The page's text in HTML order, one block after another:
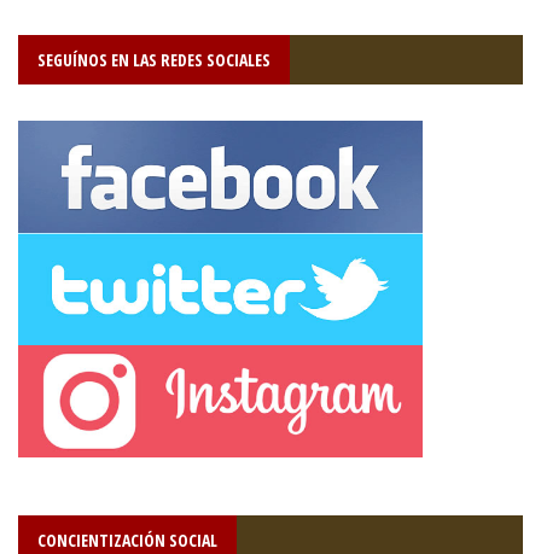
SEGUÍNOS EN LAS REDES SOCIALES
CONCIENTIZACIÓN SOCIAL